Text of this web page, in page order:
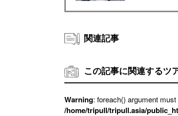
関連記事
この記事に関連するツ
Warning: foreach() argument
/home/tripull/tripull.asia/